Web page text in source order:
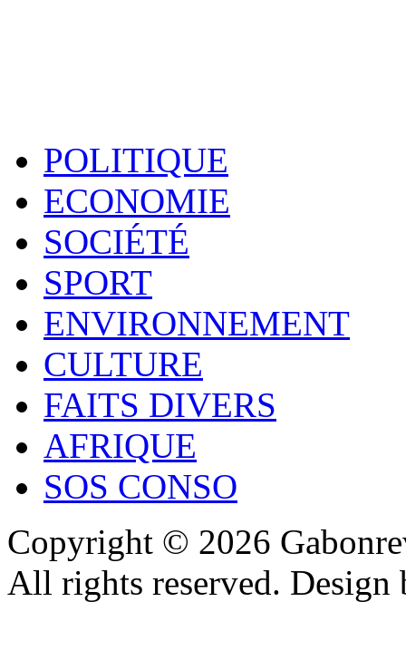
POLITIQUE
ECONOMIE
SOCIÉTÉ
SPORT
ENVIRONNEMENT
CULTURE
FAITS DIVERS
AFRIQUE
SOS CONSO
Copyright © 2026
All rights reserved.